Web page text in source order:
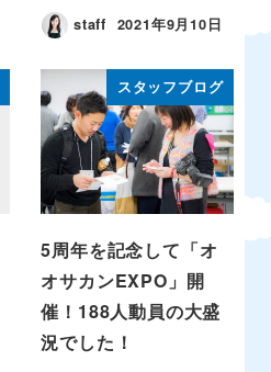
staff 2021年9月10日
スタッフブログ
5周年を記念して「オ
オサカンEXPO」開
催！188人動員の大盛
況でした！